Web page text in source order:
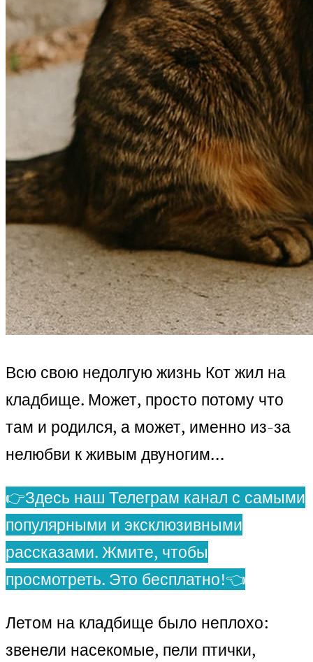
Всю свою недолгую жизнь Кот жил на
кладбище. Может, просто потому что
там и родился, а может, именно из-за
нелюбви к живым двуногим…
👉Здесь наш Телеграм канал с самыми
популярными и эксклюзивными
рассказами. Жмите, чтобы
просмотреть. Это бесплатно!👈
Летом на кладбище было неплохо:
звенели насекомые, пели птички,